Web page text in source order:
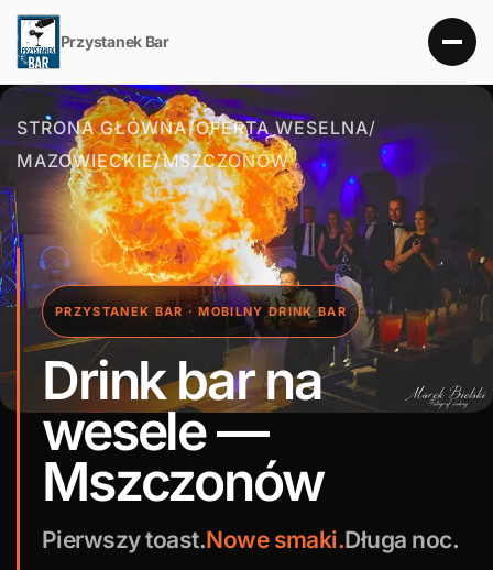
Przystanek Bar
STRONA GŁÓWNA/OFERTA WESELNA/
MAZOWIECKIE/MSZCZONÓW
PRZYSTANEK BAR · MOBILNY DRINK BAR
Drink bar na
wesele —
Mszczonów
Pierwszy toast.Nowe smaki.Długa noc.